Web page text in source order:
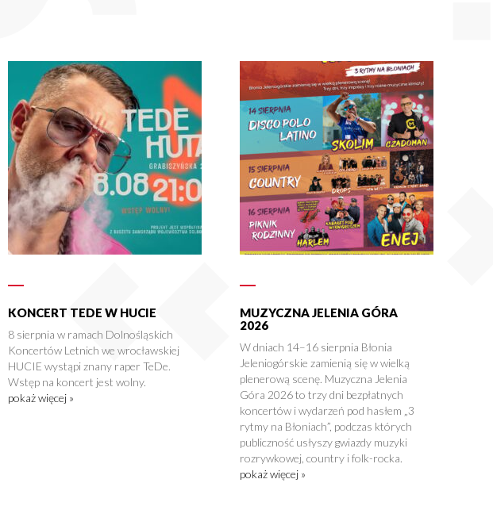
KONCERT TEDE W HUCIE
8 sierpnia w ramach Dolnośląskich
Koncertów Letnich we wrocławskiej
HUCIE wystąpi znany raper TeDe.
Wstęp na koncert jest wolny.
pokaż więcej »
MUZYCZNA JELENIA GÓRA
2026
W dniach 14–16 sierpnia Błonia
Jeleniogórskie zamienią się w wielką
plenerową scenę. Muzyczna Jelenia
Góra 2026 to trzy dni bezpłatnych
koncertów i wydarzeń pod hasłem „3
rytmy na Błoniach”, podczas których
publiczność usłyszy gwiazdy muzyki
rozrywkowej, country i folk-rocka.
pokaż więcej »